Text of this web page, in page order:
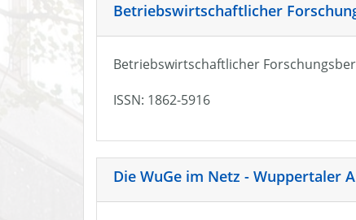
Betriebswirtschaftlicher
Betriebswirtschaftlicher
ISSN: 1862-5916
Die WuGe im Netz - Wuppertaler